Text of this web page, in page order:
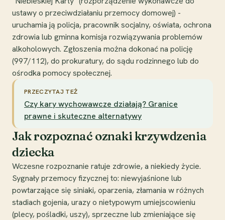
ustawy o przeciwdziałaniu przemocy domowej) -
uruchamia ją policja, pracownik socjalny, oświata, ochrona
zdrowia lub gminna komisja rozwiązywania problemów
alkoholowych. Zgłoszenia można dokonać na policję
(997/112), do prokuratury, do sądu rodzinnego lub do
ośrodka pomocy społecznej.
PRZECZYTAJ TEŻ
Czy kary wychowawcze działają? Granice
prawne i skuteczne alternatywy
Jak rozpoznać oznaki krzywdzenia
dziecka
Wczesne rozpoznanie ratuje zdrowie, a niekiedy życie.
Sygnały przemocy fizycznej to: niewyjaśnione lub
powtarzające się siniaki, oparzenia, złamania w różnych
stadiach gojenia, urazy o nietypowym umiejscowieniu
(plecy, pośladki, uszy), sprzeczne lub zmieniające się